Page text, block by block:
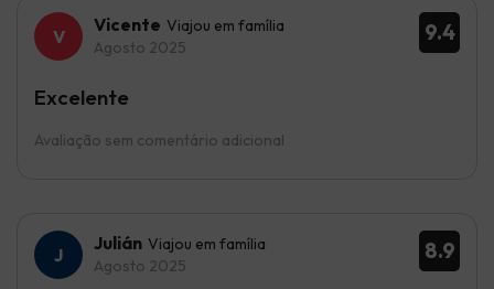
9.4
Vicente Viajou em família
Agosto 2025
Avaliação sem comentário adicional
Excelente
8.9
Julián Viajou em família
Agosto 2025